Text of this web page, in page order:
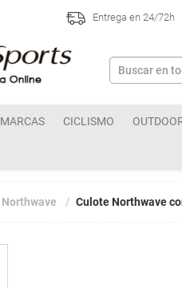
Entrega en 24/72h
MARCAS CICLISMO
Northwave Culote Northwave